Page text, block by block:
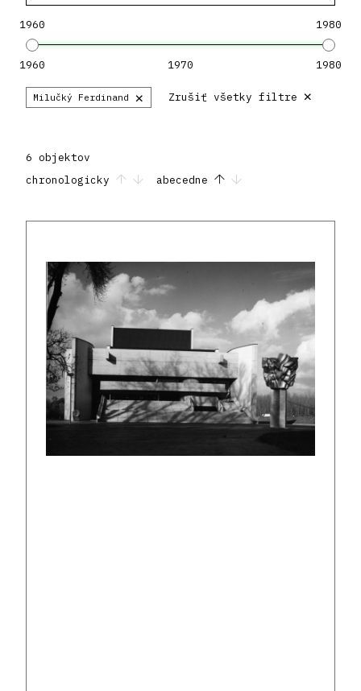
1960 1980
1960 1970 1980
Milučký Ferdinand × Zrušiť všetky filtre ×
6 objektov
chronologicky
abecedne